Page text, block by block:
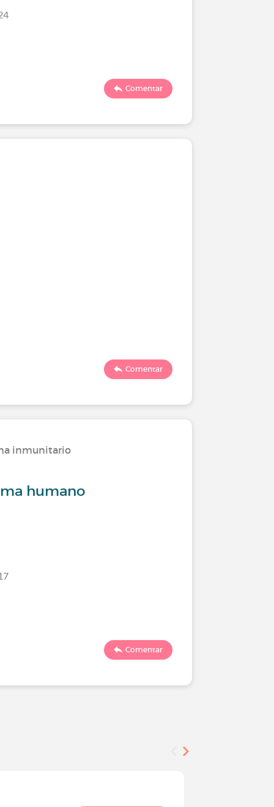
Comentar
Comentar
inmunitario
humano
Comentar